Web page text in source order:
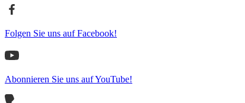
Folgen Sie uns auf Facebook!
Abonnieren Sie uns auf YouTube!